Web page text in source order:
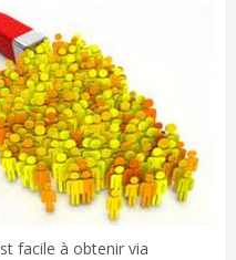
facile à obtenir via